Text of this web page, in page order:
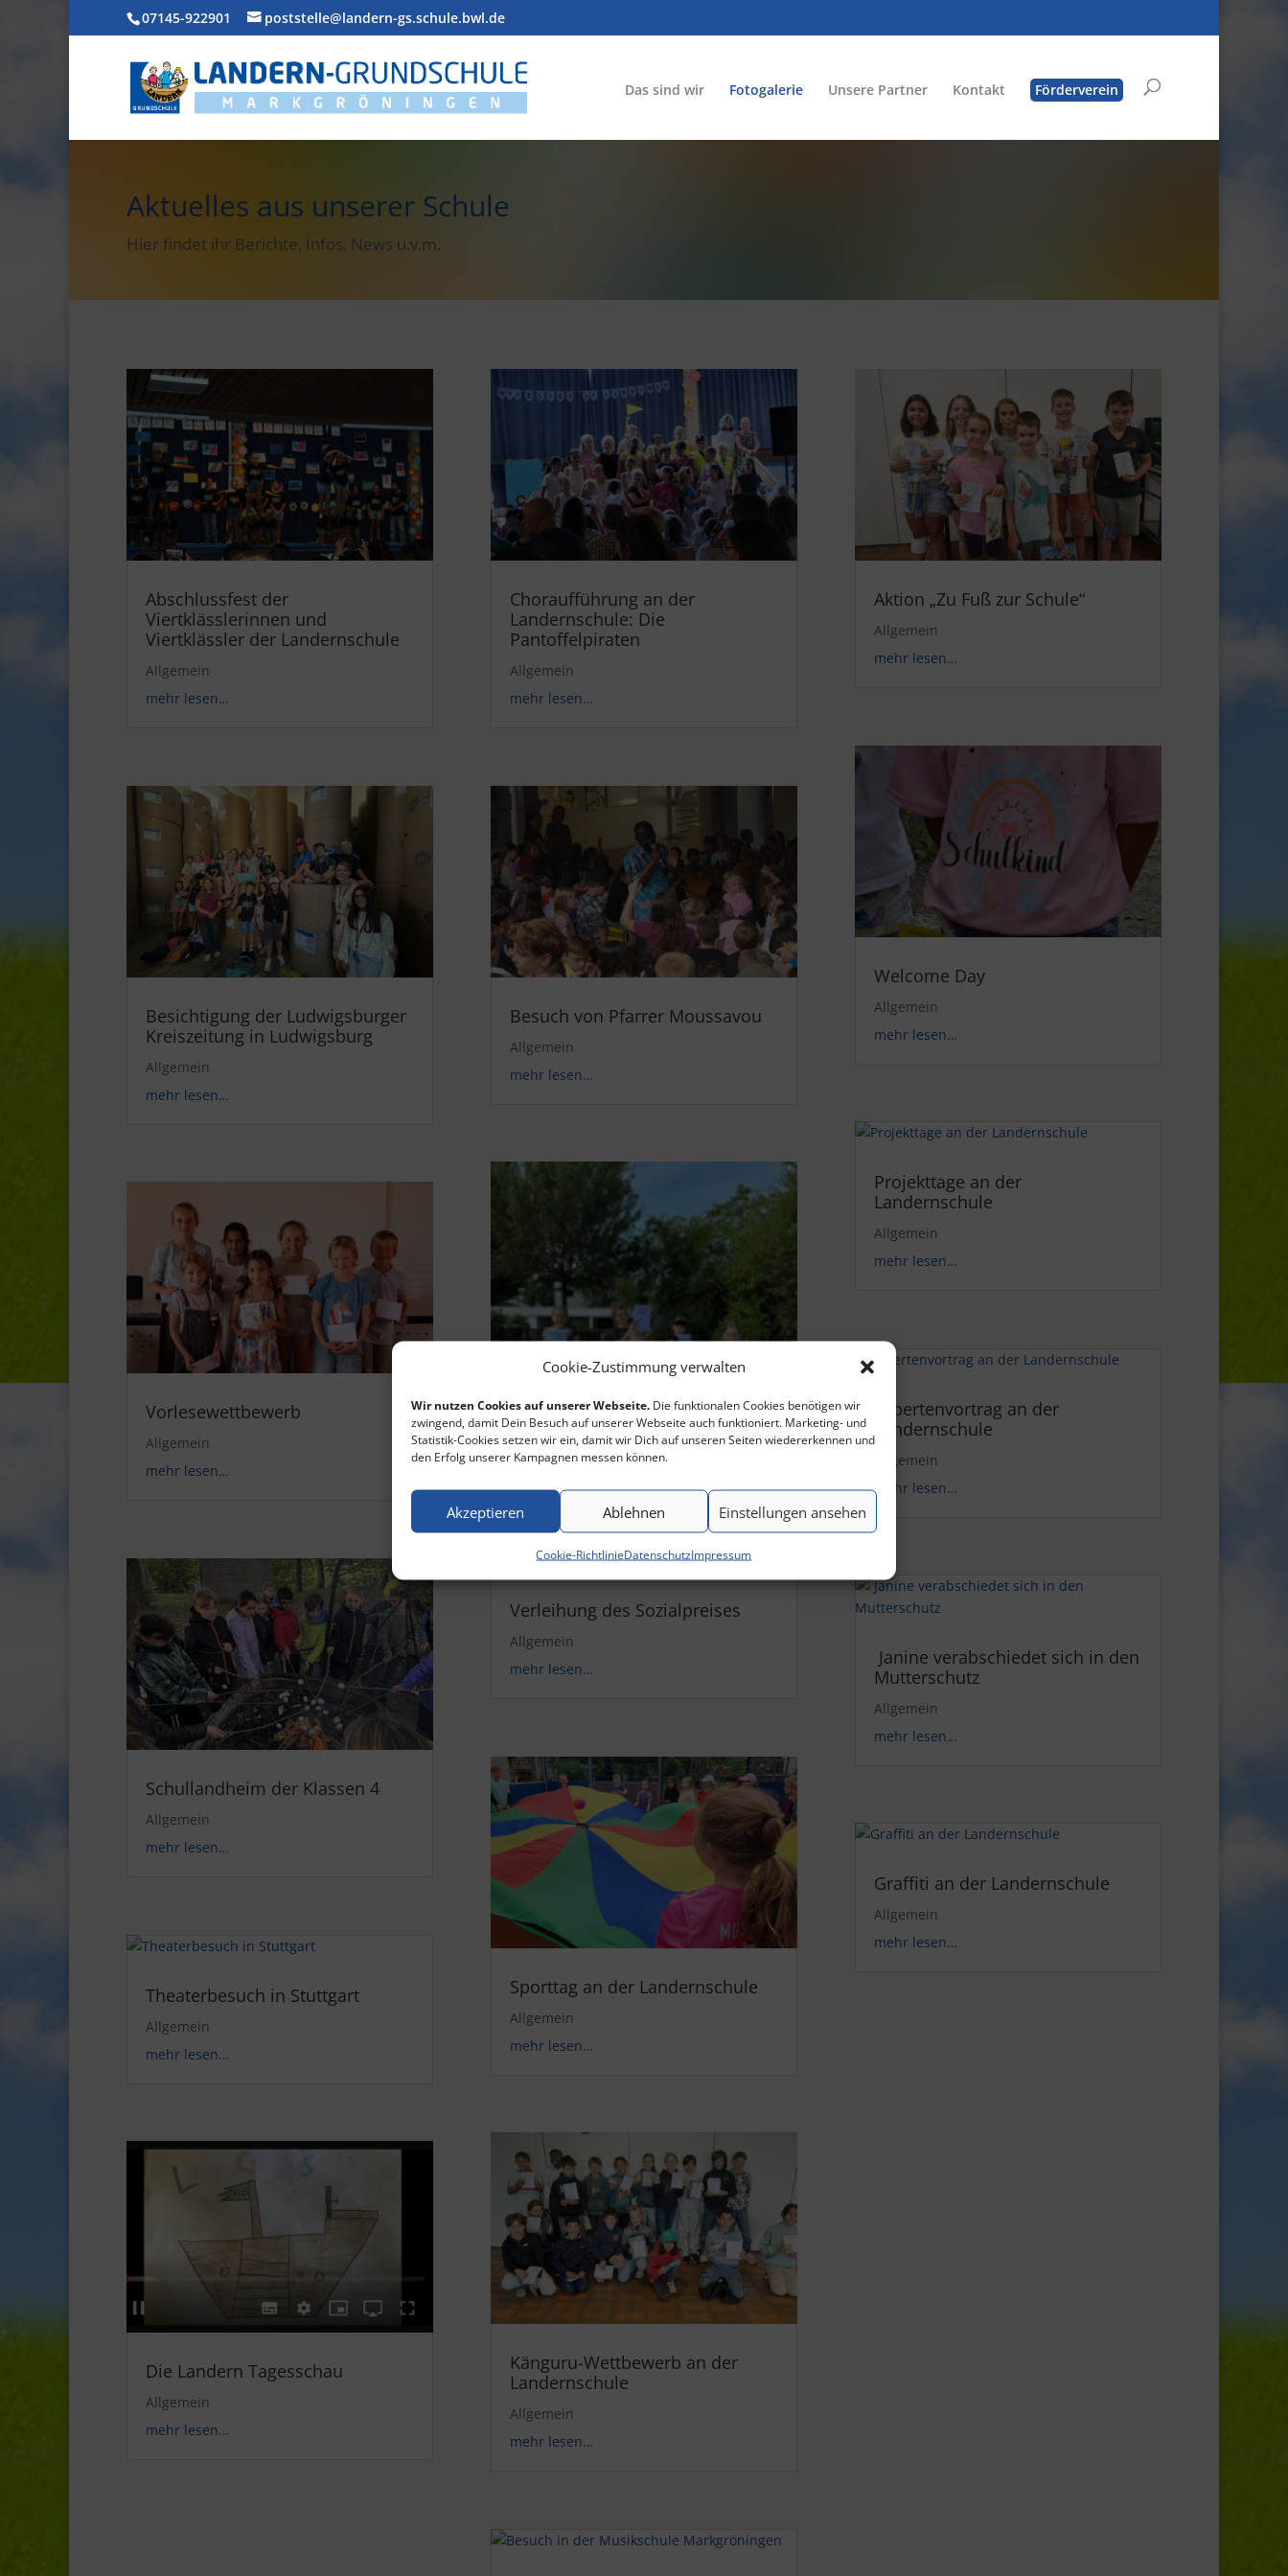
Cookie-Zustimmung verwalten
Wir nutzen Cookies auf unserer Webseite. Die funktionalen Cookies benötigen wir
zwingend, damit Dein Besuch auf unserer Webseite auch funktioniert. Marketing- und
Statistik-Cookies setzen wir ein, damit wir Dich auf unseren Seiten wiedererkennen und
den Erfolg unserer Kampagnen messen können.
Akzeptieren Ablehnen Einstellungen ansehen
Cookie-RichtlinieDatenschutzImpressum
07145-922901 poststelle@landern-gs.schule.bwl.de
Das sind wir Fotogalerie Unsere Partner Kontakt Förderverein
Aktuelles aus unserer Schule
Hier findet ihr Berichte, Infos, News u.v.m.
Abschlussfest der
Viertklässlerinnen und
Viertklässler der Landernschule
Allgemein
mehr lesen…
Besichtigung der Ludwigsburger
Kreiszeitung in Ludwigsburg
Allgemein
mehr lesen…
Vorlesewettbewerb
Allgemein
mehr lesen…
Schullandheim der Klassen 4
Allgemein
mehr lesen…
Theaterbesuch in Stuttgart
Allgemein
mehr lesen…
Die Landern Tagesschau
Allgemein
mehr lesen…
Choraufführung an der
Landernschule: Die
Pantoffelpiraten
Allgemein
mehr lesen…
Besuch von Pfarrer Moussavou
Allgemein
mehr lesen…
Verleihung des Sozialpreises
Allgemein
mehr lesen…
Sporttag an der Landernschule
Allgemein
mehr lesen…
Känguru-Wettbewerb an der
Landernschule
Allgemein
mehr lesen…
Aktion „Zu Fuß zur Schule“
Allgemein
mehr lesen…
Welcome Day
Allgemein
mehr lesen…
Projekttage an der
Landernschule
Allgemein
mehr lesen…
Expertenvortrag an der
Landernschule
Allgemein
mehr lesen…
Janine verabschiedet sich in den
Mutterschutz
Allgemein
mehr lesen…
Graffiti an der Landernschule
Allgemein
mehr lesen…